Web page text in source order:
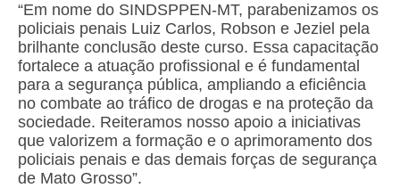
“Em nome do SINDSPPEN-MT, parabenizamos os
policiais penais Luiz Carlos, Robson e Jeziel pela
brilhante conclusão deste curso. Essa capacitação
fortalece a atuação profissional e é fundamental
para a segurança pública, ampliando a eficiência
no combate ao tráfico de drogas e na proteção da
sociedade. Reiteramos nosso apoio a iniciativas
que valorizem a formação e o aprimoramento dos
policiais penais e das demais forças de segurança
de Mato Grosso”.